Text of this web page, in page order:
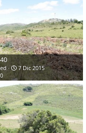
7 Dic 2015